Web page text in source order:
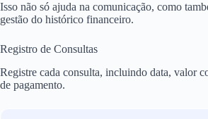
Isso não só ajuda na comunicação, como
gestão do histórico financeiro.
Registro de Consultas
Registre cada consulta, incluindo data, valor
de pagamento.